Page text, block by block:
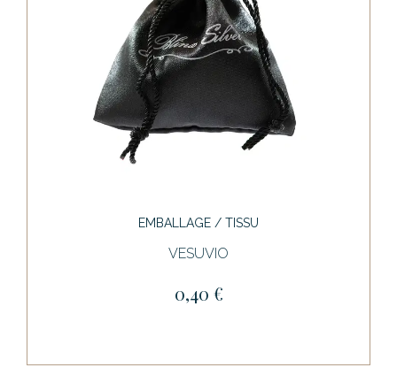
EMBALLAGE / TISSU
VESUVIO
0,40 €